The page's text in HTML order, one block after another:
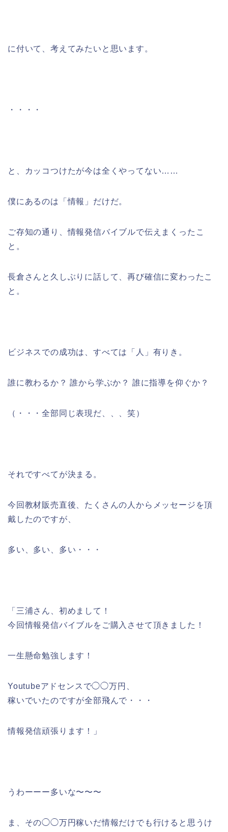
に付いて、考えてみたいと思います。
・・・・
と、カッコつけたが今は全くやってない……
僕にあるのは「情報」だけだ。
ご存知の通り、情報発信バイブルで伝えまくったこ
と。
長倉さんと久しぶりに話して、再び確信に変わったこ
と。
ビジネスでの成功は、すべては「人」有りき。
誰に教わるか？ 誰から学ぶか？ 誰に指導を仰ぐか？
（・・・全部同じ表現だ、、、笑）
それですべてが決まる。
今回教材販売直後、たくさんの人からメッセージを頂
戴したのですが、
多い、多い、多い・・・
「三浦さん、初めまして！
今回情報発信バイブルをご購入させて頂きました！
一生懸命勉強します！
Youtubeアドセンスで◯◯万円、
稼いでいたのですが全部飛んで・・・
情報発信頑張ります！」
うわーーー多いな〜〜〜
ま、その◯◯万円稼いだ情報だけでも行けると思うけ